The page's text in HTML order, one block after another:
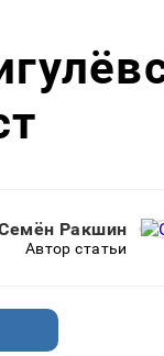
Ракшин
Автор статьи